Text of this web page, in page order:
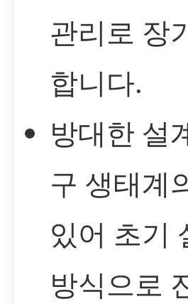
관리로 장
합니다.
방대한 설
구 생태계
있어 초기
방식으로